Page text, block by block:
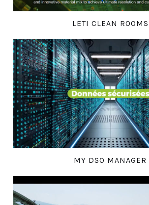
LETI CLEAN ROOMS
MY DSO MANAGER